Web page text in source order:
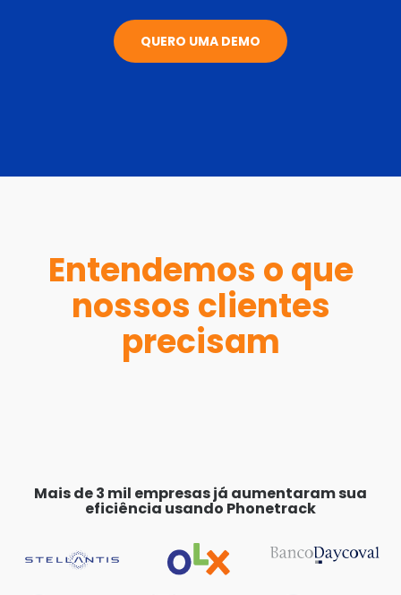
QUERO UMA DEMO
Entendemos o que
nossos clientes
precisam
Mais de 3 mil empresas já aumentaram sua
eficiência usando Phonetrack